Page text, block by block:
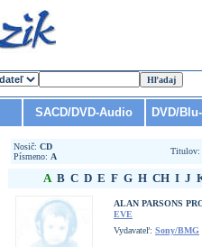
SACD/DVD-Audio DVD/
Nosič: CD
Písmeno: A
A B C D E F G H CH I J
ALAN PARSONS
EVE
Vydavateľ: Sony/BMG